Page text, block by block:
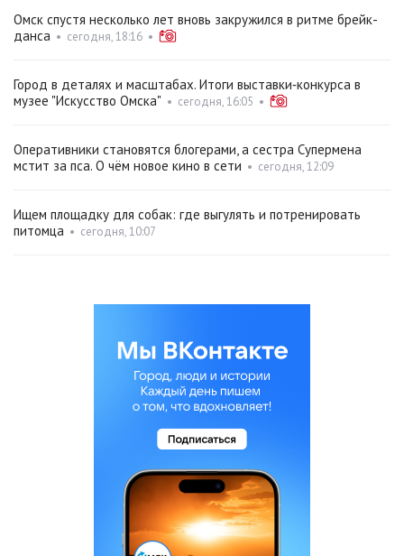
Омск спустя несколько лет вновь закружился в ритме брейк-
данса • сегодня, 18:16 •
Город в деталях и масштабах. Итоги выставки‑конкурса в
музее "Искусство Омска" • сегодня, 16:05 •
Оперативники становятся блогерами, а сестра Супермена
мстит за пса. О чём новое кино в сети • сегодня, 12:09
Ищем площадку для собак: где выгулять и потренировать
питомца • сегодня, 10:07